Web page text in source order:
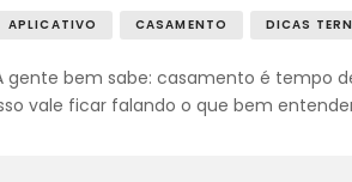
APLICATIVO CASAMENTO DICAS
gente bem sabe: casamento é tempo
vale ficar falando o que bem